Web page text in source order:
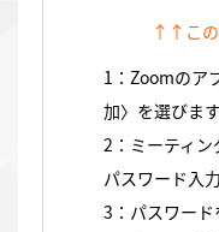
↑↑この
1：Zoomのア
加〉を選びます
2：ミーティン
パスワード入
3：パスワード